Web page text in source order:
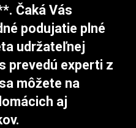
Čaká Vás
podujatie plné
udržateľnej
prevedú experti z
môžete na
aj